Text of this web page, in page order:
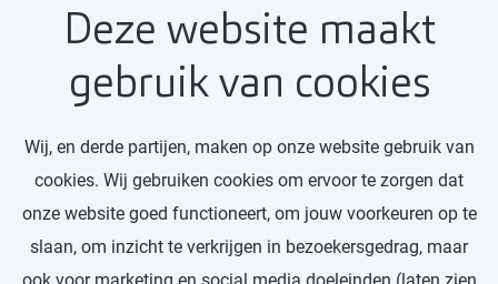
Deze website maakt
gebruik van cookies
Wij, en derde partijen, maken op onze website gebruik van
cookies. Wij gebruiken cookies om ervoor te zorgen dat
onze website goed functioneert, om jouw voorkeuren op te
slaan, om inzicht te verkrijgen in bezoekersgedrag, maar
NIEUWS
Baker Tilly versterkt zijn
regionale positie met
aansluiting van Baat
Baker Tilly